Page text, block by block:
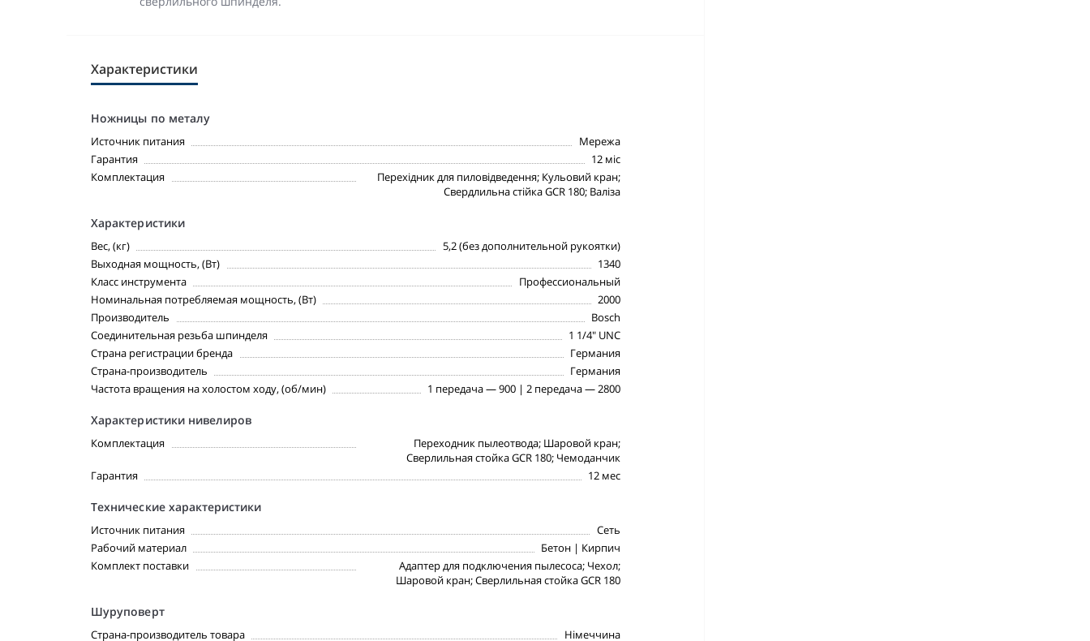
Характеристики
Ножницы по металу
Источник питания
Мережа
Гарантия
12 міс
Комплектация
Перехідник для пиловідведення; Кульовий кран;
Свердлильна стійка GCR 180; Валіза
Характеристики
Вес, (кг)
5,2 (без дополнительной рукоятки)
Выходная мощность, (Вт)
1340
Класс инструмента
Профессиональный
Номинальная потребляемая мощность, (Вт)
2000
Производитель
Bosch
Соединительная резьба шпинделя
1 1/4" UNC
Страна регистрации бренда
Германия
Страна-производитель
Германия
Частота вращения на холостом ходу, (об/мин)
1 передача — 900 | 2 передача — 2800
Характеристики нивелиров
Комплектация
Переходник пылеотвода; Шаровой кран;
Сверлильная стойка GCR 180; Чемоданчик
Гарантия
12 мес
Технические характеристики
Источник питания
Сеть
Рабочий материал
Бетон | Кирпич
Комплект поставки
Адаптер для подключения пылесоса; Чехол;
Шаровой кран; Сверлильная стойка GCR 180
Шуруповерт
Страна-производитель товара Німеччина